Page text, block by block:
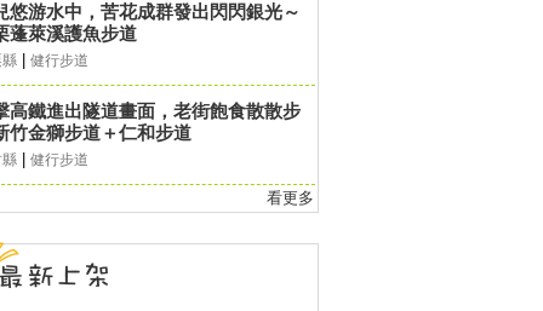
悠游水中，苦花成群發出閃閃銀光～
蓬萊溪護魚步道
健行步道
高鐵進出隧道畫面，老街飽食散散步
竹金獅步道＋仁和步道
縣 健行步道
看更多